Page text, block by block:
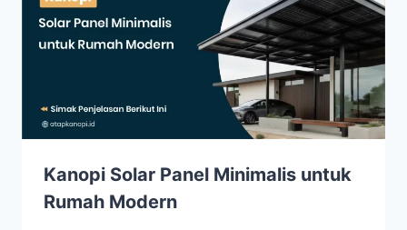
Kanopi Solar Panel Minimalis untuk
Rumah Modern